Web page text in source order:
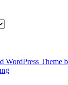
WordPress Theme